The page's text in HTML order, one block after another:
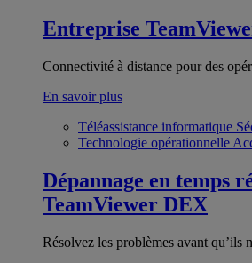
Entreprise
Connectivité à distance pour des
En savoir plus
Téléassistance informatique
Technologie opérationnelle
Dépannage en temps
TeamViewer DEX
Résolvez les problèmes avant qu’ils